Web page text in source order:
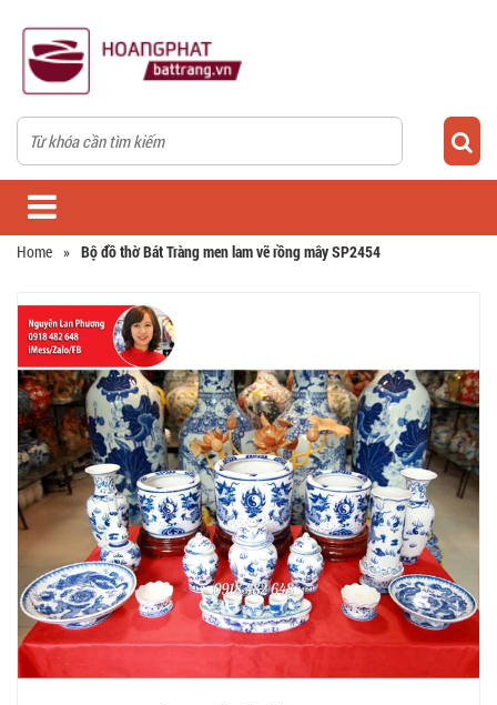
Home » Bộ đồ thờ Bát Tràng men lam vẽ rồng mây SP2454